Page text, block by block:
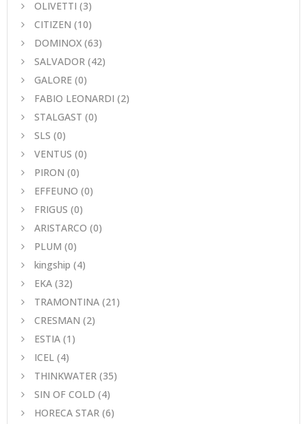
OLIVETTI (3)
CITIZEN (10)
DOMINOX (63)
SALVADOR (42)
GALORE (0)
FABIO LEONARDI (2)
STALGAST (0)
SLS (0)
VENTUS (0)
PIRON (0)
EFFEUNO (0)
FRIGUS (0)
ARISTARCO (0)
PLUM (0)
kingship (4)
EKA (32)
TRAMONTINA (21)
CRESMAN (2)
ESTIA (1)
ICEL (4)
THINKWATER (35)
SIN OF COLD (4)
HORECA STAR (6)